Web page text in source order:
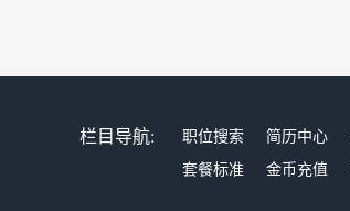
栏目导航: 职位搜索 简历中心
套餐标准
金币充值